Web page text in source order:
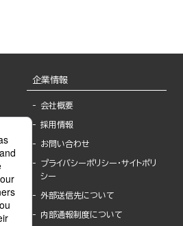
企業情報
会社概要
採用情報
お問い合わせ
プライバシーポリシー・サイトポリ
シー
外部送信先について
内部通報制度について